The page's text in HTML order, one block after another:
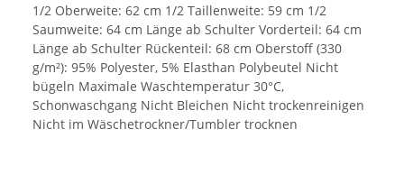
1/2 Oberweite: 62 cm 1/2 Taillenweite: 59 cm 1/2
Saumweite: 64 cm Länge ab Schulter Vorderteil: 64 cm
Länge ab Schulter Rückenteil: 68 cm Oberstoff (330
g/m²): 95% Polyester, 5% Elasthan Polybeutel Nicht
bügeln Maximale Waschtemperatur 30°C,
Schonwaschgang Nicht Bleichen Nicht trockenreinigen
Nicht im Wäschetrockner/Tumbler trocknen